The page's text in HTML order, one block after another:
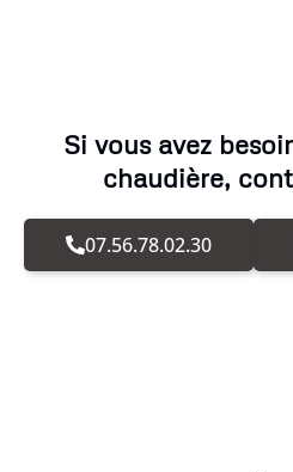
Si vous avez
chaudière,
07.56.78.02.30